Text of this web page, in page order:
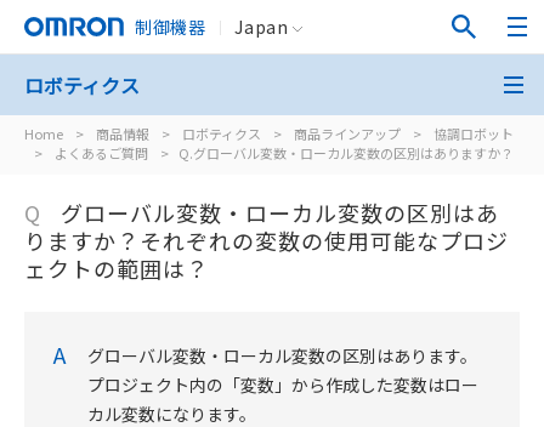
制御機器 Japan
Home > 商品情報 > ロボティクス > 商品ラインアップ >
協調ロボット
>
よくあるご質問 > Q.グローバル変数・ローカル変数の区別はありますか？
ロボティクス
Q
グローバル変数・ローカル変数の区別はあ
りますか？それぞれの変数の使用可能なプロジ
ェクトの範囲は？
A
グローバル変数・ローカル変数の区別はあります。
プロジェクト内の「変数」から作成した変数はロー
カル変数になります。